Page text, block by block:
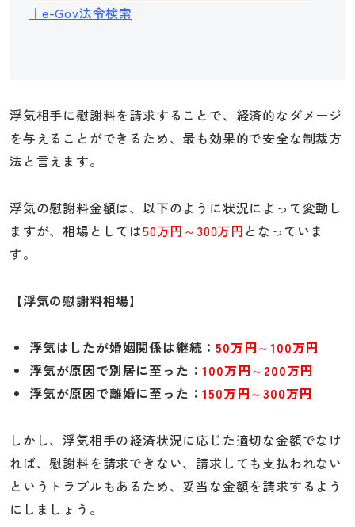
｜e-Gov法令検索
浮気相手に慰謝料を請求することで、経済的なダメージ
を与えることができるため、最も効果的で安全な制裁方
法と言えます。
浮気の慰謝料金額は、以下のように状況によって変動し
ますが、相場としては50万円～300万円 となっていま
す。
【浮気の慰謝料相場】
浮気はしたが婚姻関係は継続：50万円～100万円
浮気が原因で別居に至った：100万円～200万円
浮気が原因で離婚に至った：150万円～300万円
しかし、浮気相手の経済状況に応じた適切な金額でなけ
れば、慰謝料を請求できない、請求しても支払われない
というトラブルもあるため、妥当な金額を請求するよう
にしましょう。